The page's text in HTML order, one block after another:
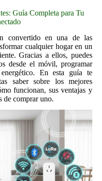
Guía Completa para Tu
convertido en una de las
cualquier hogar en un
Gracias a ellos, puedes
desde el móvil, programar
En esta guía te
saber sobre los mejores
funcionan, sus ventajas y
de comprar uno.